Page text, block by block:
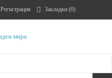
Регистрация Закладки (0)